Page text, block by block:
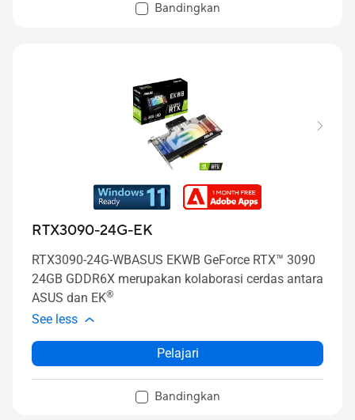
Bandingkan
RTX3090-24G-EK
RTX3090-24G-WBASUS EKWB GeForce RTX™ 3090
24GB GDDR6X merupakan kolaborasi cerdas antara
ASUS dan EK®
See less
Pelajari
Bandingkan